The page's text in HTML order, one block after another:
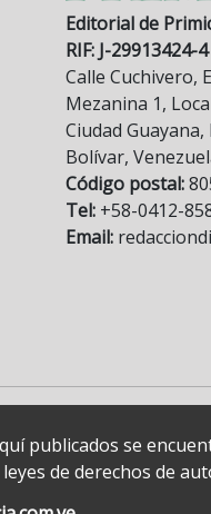
Editorial de
RIF: J-29913424-4
Calle Cuchivero,
Mezanina 1,
Ciudad
Bolívar,
Código postal:
Tel: +58-0412-
Email:
publicados se
de derechos de